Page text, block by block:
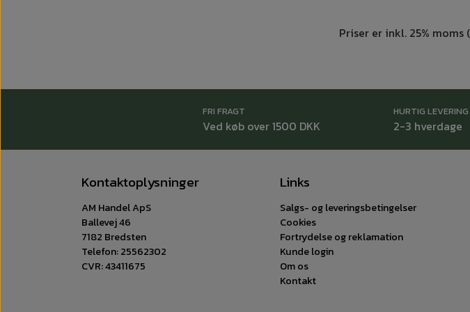
Priser er inkl. 25% moms (
FRI FRAGT
Ved køb over 1500 DKK
HURTIG LEVERING
2-3 hverdage
Kontaktoplysninger
AM Handel ApS
Ballevej 46
7182 Bredsten
Telefon: 25562302
CVR: 43411675
Links
Salgs- og leveringsbetingelser
Cookies
Fortrydelse og reklamation
Kunde login
Om os
Kontakt